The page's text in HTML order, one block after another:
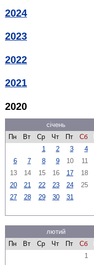
2024
2023
2022
2021
2020
січень
Пн
Вт Ср Чт Пт Сб
1
2 3 4
6
7 8 9 10 11
13
14 15 16 17 18
20
21 22 23 24 25
27
28 29 30 31
лютий
Пн
Вт Ср Чт Пт Сб
1